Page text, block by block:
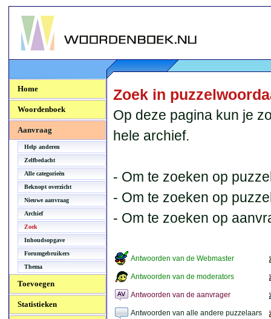
Woordenboek.NU
Home
Woordenboek
Aanvraag
Help anderen
Zelfbedacht
Alle categorieën
Beknopt overzicht
Nieuwe aanvraag
Archief
Zoek
Inhoudsopgave
Forumgebruikers
Thema
Toevoegen
Statistieken
Zoek in
Op deze pagina kun je
hele archief.
- Om te zoeken op
- Om te zoeken op
- Om te zoeken op
Antwoorden van de Webmaster
Antwoorden van de moderators
Antwoorden van de aanvrager
Antwoorden van alle andere puzzelaars